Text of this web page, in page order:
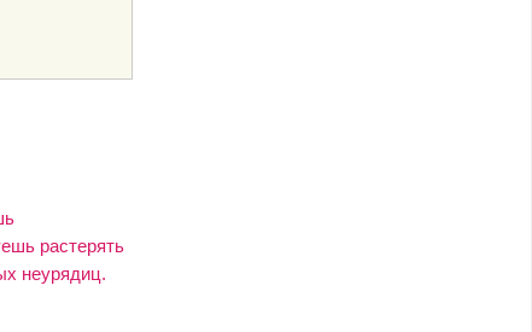
растерять
неурядиц.